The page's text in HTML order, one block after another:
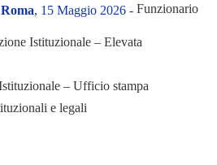
Roma, 15 Maggio 2026 - Funzionario
Istituzionale – Elevata
– Ufficio stampa
e legali